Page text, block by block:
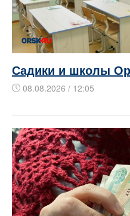
Садики и школы
08.08.2026 / 12:05